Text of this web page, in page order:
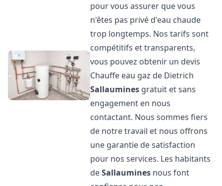
pour vous assurer que vous
n'êtes pas privé d'eau chaude
trop longtemps. Nos tarifs sont
compétitifs et transparents,
vous pouvez obtenir un devis
Chauffe eau gaz de Dietrich
Sallaumines gratuit et sans
engagement en nous
contactant. Nous sommes fiers
de notre travail et nous offrons
une garantie de satisfaction
pour nos services. Les habitants
deSallaumines nous font